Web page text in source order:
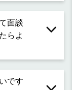
面談
らよ
です